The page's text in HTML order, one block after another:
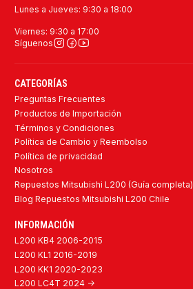
Lunes a Jueves: 9:30 a 18:00
Viernes: 9:30 a 17:00
Síguenos
CATEGORÍAS
Preguntas Frecuentes
Productos de Importación
Términos y Condiciones
Política de Cambio y Reembolso
Política de privacidad
Nosotros
Repuestos Mitsubishi L200 (Guía completa)
Blog Repuestos Mitsubishi L200 Chile
INFORMACIÓN
L200 KB4 2006-2015
L200 KL1 2016-2019
L200 KK1 2020-2023
L200 LC4T 2024 ->